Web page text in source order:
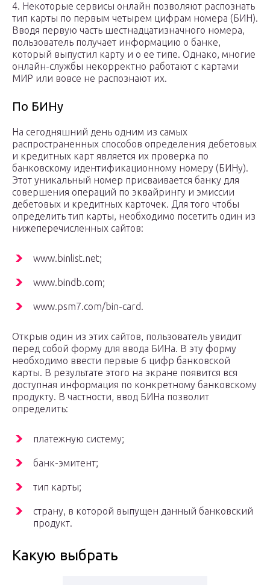
4. Некоторые сервисы онлайн позволяют распознать
тип карты по первым четырем цифрам номера (БИН).
Вводя первую часть шестнадцатизначного номера,
пользователь получает информацию о банке,
который выпустил карту и о ее типе. Однако, многие
онлайн-службы некорректно работают с картами
МИР или вовсе не распознают их.
По БИНу
На сегодняшний день одним из самых
распространенных способов определения дебетовых
и кредитных карт является их проверка по
банковскому идентификационному номеру (БИНу).
Этот уникальный номер присваивается банку для
совершения операций по эквайрингу и эмиссии
дебетовых и кредитных карточек. Для того чтобы
определить тип карты, необходимо посетить один из
нижеперечисленных сайтов:
www.binlist.net;
www.bindb.com;
www.psm7.com/bin-card.
Открыв один из этих сайтов, пользователь увидит
перед собой форму для ввода БИНа. В эту форму
необходимо ввести первые 6 цифр банковской
карты. В результате этого на экране появится вся
доступная информация по конкретному банковскому
продукту. В частности, ввод БИНа позволит
определить:
платежную систему;
банк-эмитент;
тип карты;
страну, в которой выпущен данный банковский
продукт.
Какую выбрать